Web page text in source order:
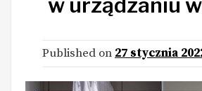
Published on 27 stycznia